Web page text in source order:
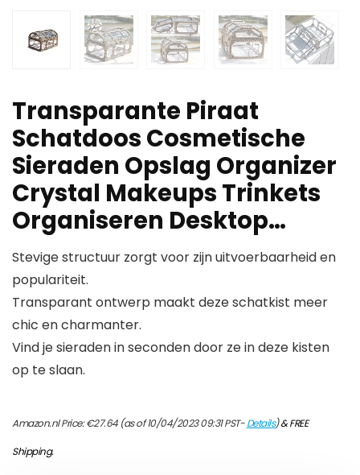
Transparante Piraat
Schatdoos Cosmetische
Sieraden Opslag Organizer
Crystal Makeups Trinkets
Organiseren Desktop…
Stevige structuur zorgt voor zijn uitvoerbaarheid en
populariteit.
Transparant ontwerp maakt deze schatkist meer
chic en charmanter.
Vind je sieraden in seconden door ze in deze kisten
op te slaan.
Amazon.nl Price:€27.64(as of 10/04/2023 09:31 PST-Details)&FREE
Shipping.